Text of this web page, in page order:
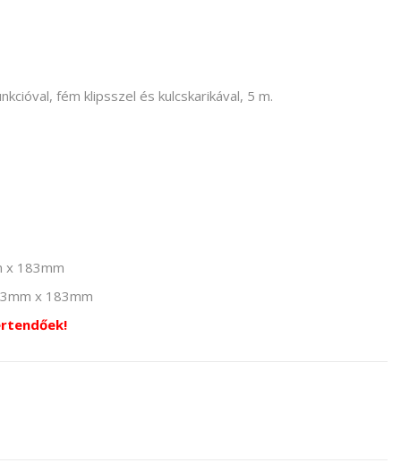
fém klipsszel és kulcskarikával, 5 m.
x 183mm
x 183mm